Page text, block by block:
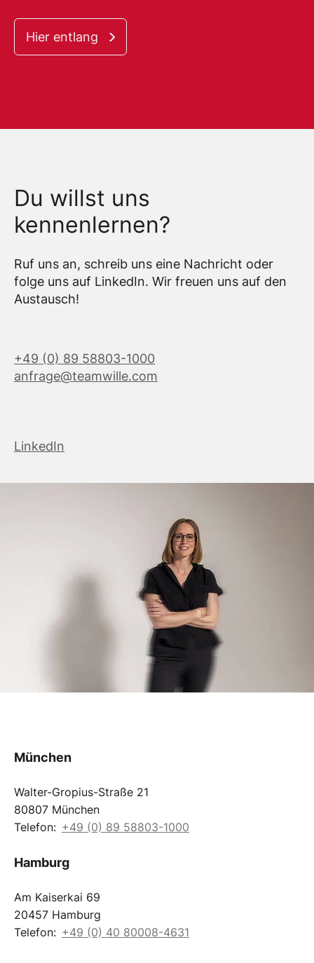
Hier entlang
Du willst uns
kennenlernen?
Ruf uns an, schreib uns eine Nachricht oder
folge uns auf LinkedIn. Wir freuen uns auf den
Austausch!
+49 (0) 89 58803-1000
anfrage@teamwille.com
LinkedIn
München
Walter-Gropius-Straße 21
80807 München
Telefon: +49 (0) 89 58803-1000
Hamburg
Am Kaiserkai 69
20457 Hamburg
Telefon: +49 (0) 40 80008-4631